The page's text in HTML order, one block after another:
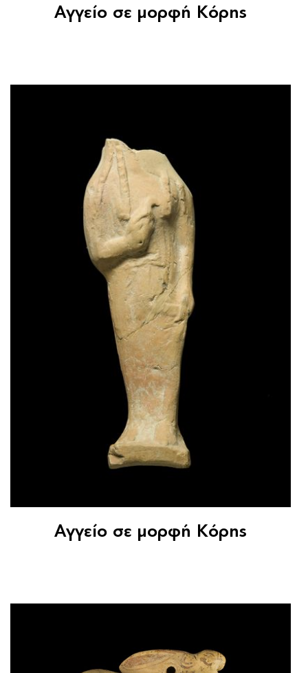
Αγγείο σε μορφή Κόρης
Αγγείο σε μορφή Κόρης